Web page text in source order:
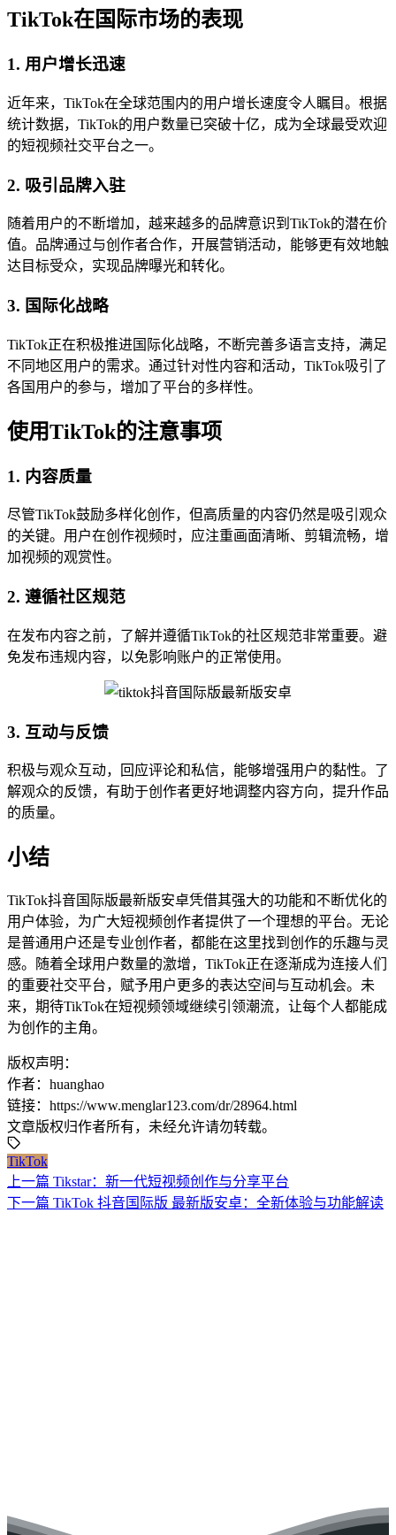
TikTok在国际市场的表现
1. 用户增长迅速
近年来，TikTok在全球范围内的用户增长速度令人瞩目。根据
统计数据，TikTok的用户数量已突破十亿，成为全球最受欢迎
的短视频社交平台之一。
2. 吸引品牌入驻
随着用户的不断增加，越来越多的品牌意识到TikTok的潜在价
值。品牌通过与创作者合作，开展营销活动，能够更有效地触
达目标受众，实现品牌曝光和转化。
3. 国际化战略
TikTok正在积极推进国际化战略，不断完善多语言支持，满足
不同地区用户的需求。通过针对性内容和活动，TikTok吸引了
各国用户的参与，增加了平台的多样性。
使用TikTok的注意事项
1. 内容质量
尽管TikTok鼓励多样化创作，但高质量的内容仍然是吸引观众
的关键。用户在创作视频时，应注重画面清晰、剪辑流畅，增
加视频的观赏性。
2. 遵循社区规范
在发布内容之前，了解并遵循TikTok的社区规范非常重要。避
免发布违规内容，以免影响账户的正常使用。
3. 互动与反馈
积极与观众互动，回应评论和私信，能够增强用户的黏性。了
解观众的反馈，有助于创作者更好地调整内容方向，提升作品
的质量。
小结
TikTok抖音国际版最新版安卓凭借其强大的功能和不断优化的
用户体验，为广大短视频创作者提供了一个理想的平台。无论
是普通用户还是专业创作者，都能在这里找到创作的乐趣与灵
感。随着全球用户数量的激增，TikTok正在逐渐成为连接人们
的重要社交平台，赋予用户更多的表达空间与互动机会。未
来，期待TikTok在短视频领域继续引领潮流，让每个人都能成
为创作的主角。
版权声明：
作者：huanghao
链接：https://www.menglar123.com/dr/28964.html
文章版权归作者所有，未经允许请勿转载。
TikTok
上一篇 Tikstar：新一代短视频创作与分享平台
下一篇 TikTok 抖音国际版 最新版安卓：全新体验与功能解读